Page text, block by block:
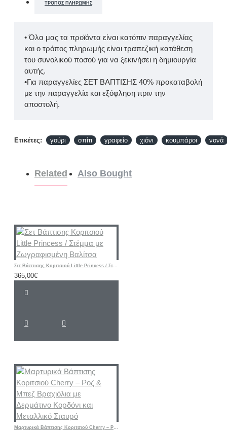
ΤΡΌΠΟΣ ΠΛΗΡΩΜΉΣ
• Όλα μας τα προϊόντα είναι κατόπιν παραγγελίας
και ο τρόπος πληρωμής είναι τραπεζική κατάθεση
του συνολικού ποσού για να ξεκινήσει η δημιουργία
αυτής.
•Για παραγγελίες ΣΕΤ ΒΑΠΤΙΣΗΣ 40% προκαταβολή
με την παραγγελία και εξόφληση πριν την
αποστολή.
Ετικέτες: γούρι σπίτι γραφείο χιόνι κουμπάροι νονά
Related Also Bought
Σετ Βάπτισης Κοριτσιού Little Princess / Στέμμα με Ζωγραφισμένη Βαλίτσα
365,00€
Μαρτυρικά Βάπτισης Κοριτσιού Cherry – Ροζ & Μπεζ Βραχιόλια με Δερμάτινο Κορδόνι και Μεταλλικό Σταυρό